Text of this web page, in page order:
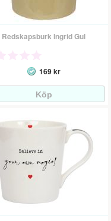
Redskapsburk Ingrid Gul
169 kr